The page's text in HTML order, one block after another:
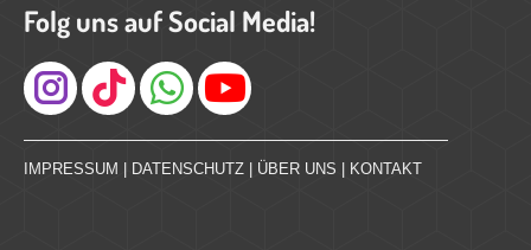
Folg uns auf Social Media!
Instagram
IMPRESSUM | DATENSCHUTZ | ÜBER UNS | KONTAKT